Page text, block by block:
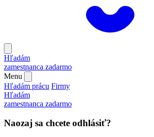
Hľadám
zamestnanca zadarmo
Menu
Hľadám prácu Firmy
Hľadám
zamestnanca zadarmo
Naozaj sa chcete odhlásiť?